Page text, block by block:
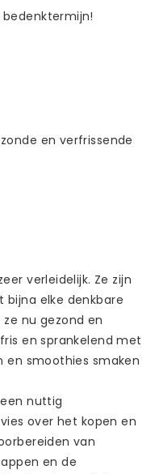
en verfrissende
verleidelijk. Ze zijn
elke denkbare
nu gezond en
en sprankelend met
en smoothies smaken
nuttig
over het kopen en
van
en de